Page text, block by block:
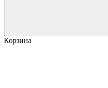
Корзина